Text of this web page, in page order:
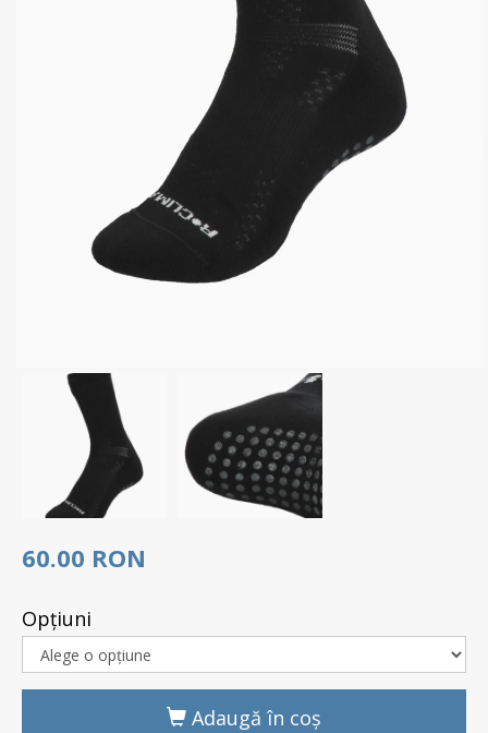
60.00 RON
Opţiuni
Adaugă în coş